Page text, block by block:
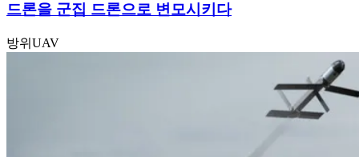
드론을 군집 드론으로 변모시키다
방위 UAV